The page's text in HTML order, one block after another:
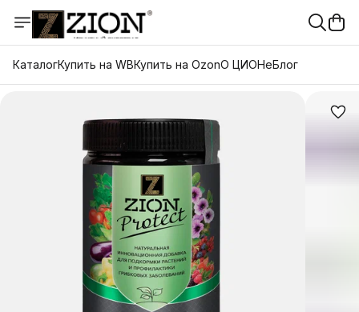
КаталогКупить на WBКупить на OzonО ЦИОНеБлог